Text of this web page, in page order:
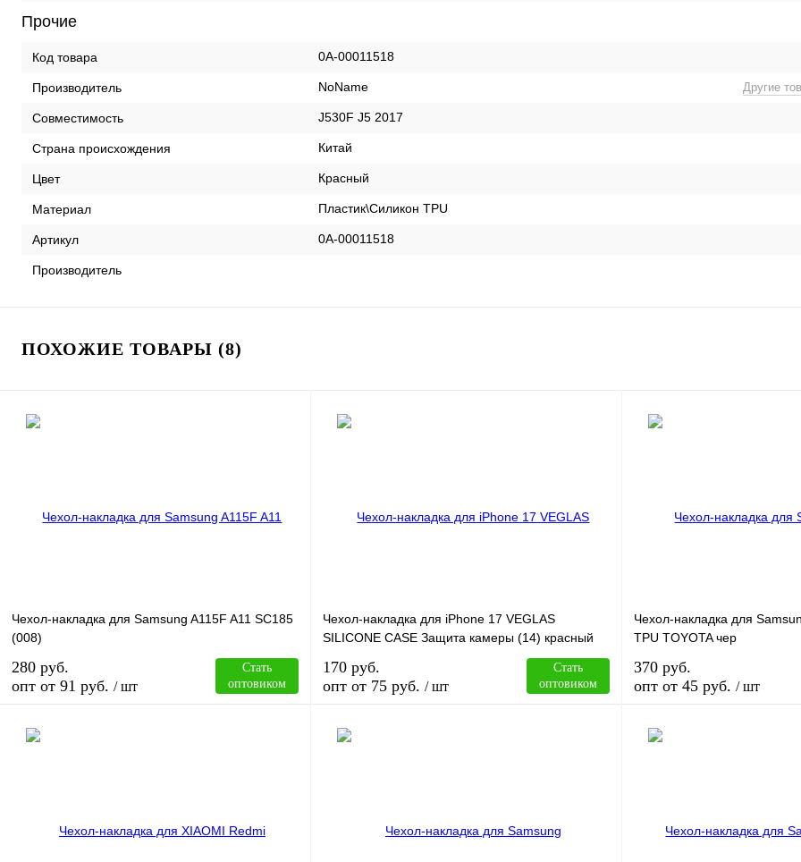
Прочие
Код товара 0А-00011518
Производитель NoName Другие
Совместимость J530F J5 2017
Страна происхождения Китай
Цвет Красный
Материал Пластик\Силикон TPU
Артикул 0А-00011518
Производитель
ПОХОЖИЕ ТОВАРЫ (8)
Чехол-накладка для Samsung A115F A11 SC185
(008)
280 руб.
опт от 91 руб. / шт
Стать
оптовиком
В избранное
В
Чехол-накладка для iPhone 17 VEGLAS
SILICONE CASE Защита камеры (14) красный
170 руб.
опт от 75 руб. / шт
Стать
оптовиком
В избранное
В
Чехол-накладка для
TPU TOYOTA чер
370 руб.
опт от 45 руб. / шт
В избранное